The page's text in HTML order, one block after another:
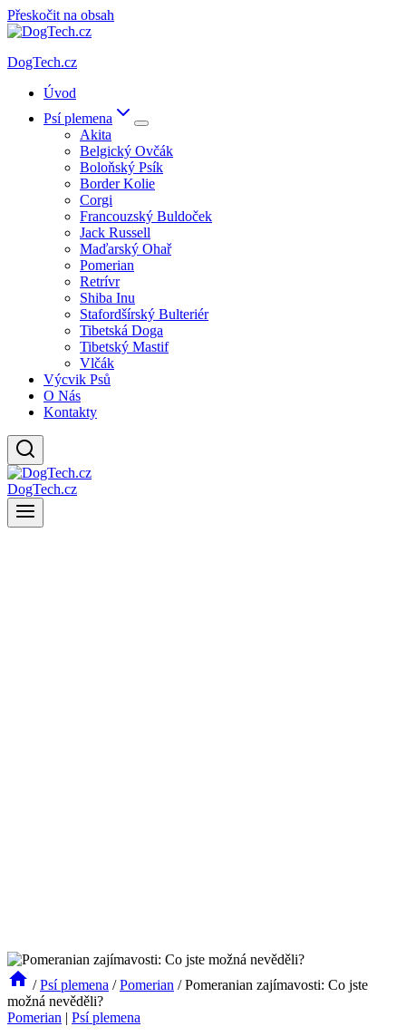
Přeskočit na obsah
DogTech.cz
Úvod
Psí plemena
Akita
Belgický Ovčák
Boloňský Psík
Border Kolie
Corgi
Francouzský Buldoček
Jack Russell
Maďarský Ohař
Pomerian
Retrívr
Shiba Inu
Stafordšírský Bulteriér
Tibetská Doga
Tibetský Mastif
Vlčák
Výcvik Psů
O Nás
Kontakty
DogTech.cz
/ Psí plemena / Pomerian / Pomeranian zajímavosti: Co jste
možná nevěděli?
Pomerian | Psí plemena